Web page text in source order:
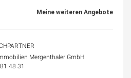
Meine weiteren Angebote
Mergenthaler GmbH
48 31